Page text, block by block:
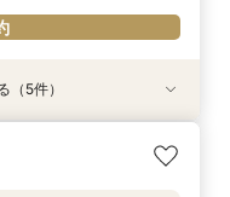
&スマホでOK！オン
】最短90分×見積もり相
レンチ試食＆直前予約
す大切な一日！期間限
レス試着】光の大聖堂
（5件）